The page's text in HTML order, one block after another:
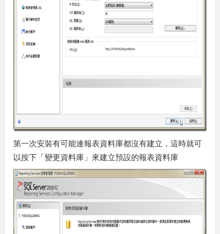
第一次安裝有可能連報表資料庫都沒有建立，這時就可
以按下「變更資料庫」來建立預設的報表資料庫